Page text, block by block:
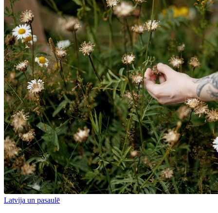
Latvija un pasaulē